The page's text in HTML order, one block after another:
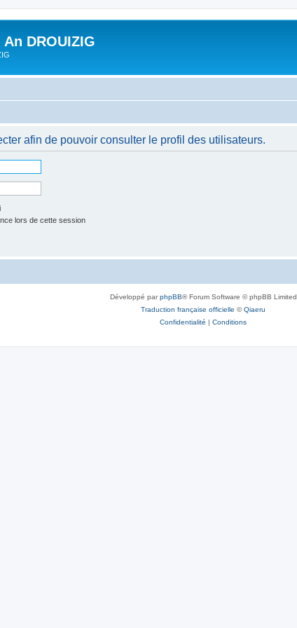
DROUIZIG
afin de pouvoir consulter le profil des utilisateurs.
lors de cette session
Développé parphpBB® Forum Software © phpBB Limited
Traduction française officielle ©Qiaeru
Confidentialité | Conditions